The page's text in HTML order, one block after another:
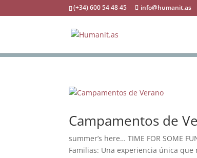
(+34) 600 54 48 45 info@humanit.as
Campamentos de
summer’s here… TIME FOR SOME
Familias: Una experiencia única